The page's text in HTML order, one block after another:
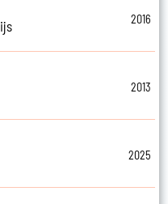
2016
2013
2025